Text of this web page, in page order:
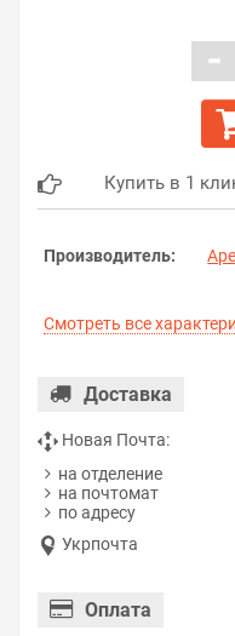
Купить в 1
Производитель:
Смотреть все
Доставка
Новая Почта:
на отделение
на почтомат
по адресу
Укрпочта
Оплата